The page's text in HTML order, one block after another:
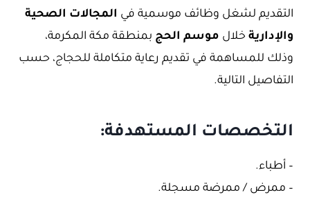
التقديم لشغل وظائف موسمية في المجالات الصحية
والإدارية خلال موسم الحج بمنطقة مكة المكرمة،
وذلك للمساهمة في تقديم رعاية متكاملة للحجاج، حسب
التفاصيل التالية.
التخصصات المستهدفة:
– أطباء.
– ممرض / ممرضة مسجلة.